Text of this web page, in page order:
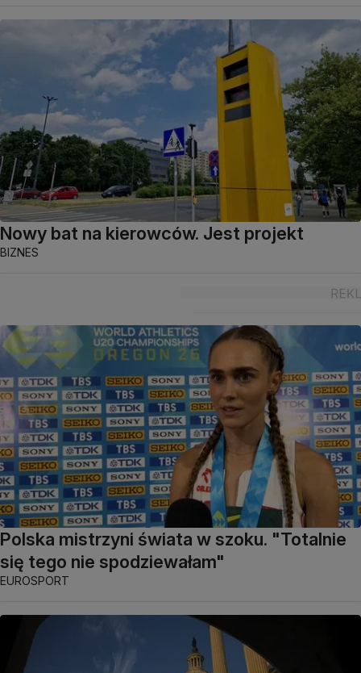
Nowy bat na kierowców. Jest projekt
BIZNES
Polska mistrzyni świata w szoku. "Totalnie
się tego nie spodziewałam"
EUROSPORT